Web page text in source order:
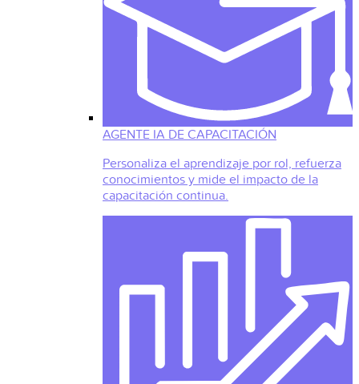
AGENTE IA DE CAPACITACIÓN
Personaliza el aprendizaje por rol, refuerza
conocimientos y mide el impacto de la
capacitación continua.